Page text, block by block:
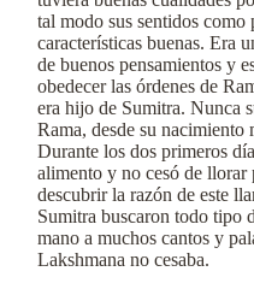
tal modo sus sentidos como
características buenas. Era
de buenos pensamientos y
obedecer las órdenes de
era hijo de Sumitra. Nunca
Rama, desde su nacimiento
Durante los dos primeros
alimento y no cesó de llorar
descubrir la razón de este
Sumitra buscaron todo tipo
mano a muchos cantos y
Lakshmana no cesaba.